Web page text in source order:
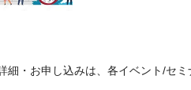
・お申し込みは、各イベント/セミ